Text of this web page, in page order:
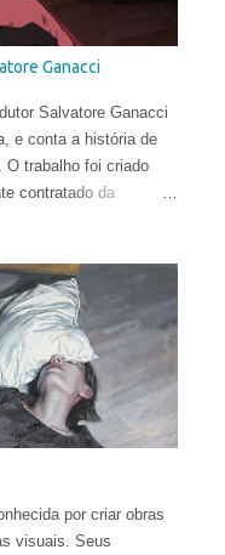
Ganacci
Salvatore Ganacci
e conta a história de
O trabalho foi criado
contratado da
por criar obras
visuais. Seus